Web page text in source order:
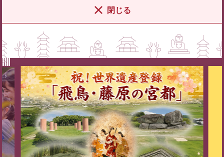
閉じる